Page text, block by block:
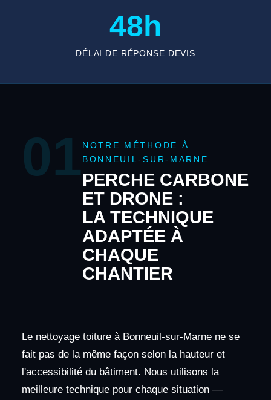
48h
DÉLAI DE RÉPONSE DEVIS
01 NOTRE MÉTHODE À
BONNEUIL-SUR-MARNE
PERCHE CARBONE
ET DRONE :
LA TECHNIQUE
ADAPTÉE À
CHAQUE
CHANTIER
Le nettoyage toiture à Bonneuil-sur-Marne ne se
fait pas de la même façon selon la hauteur et
l'accessibilité du bâtiment. Nous utilisons la
meilleure technique pour chaque situation —